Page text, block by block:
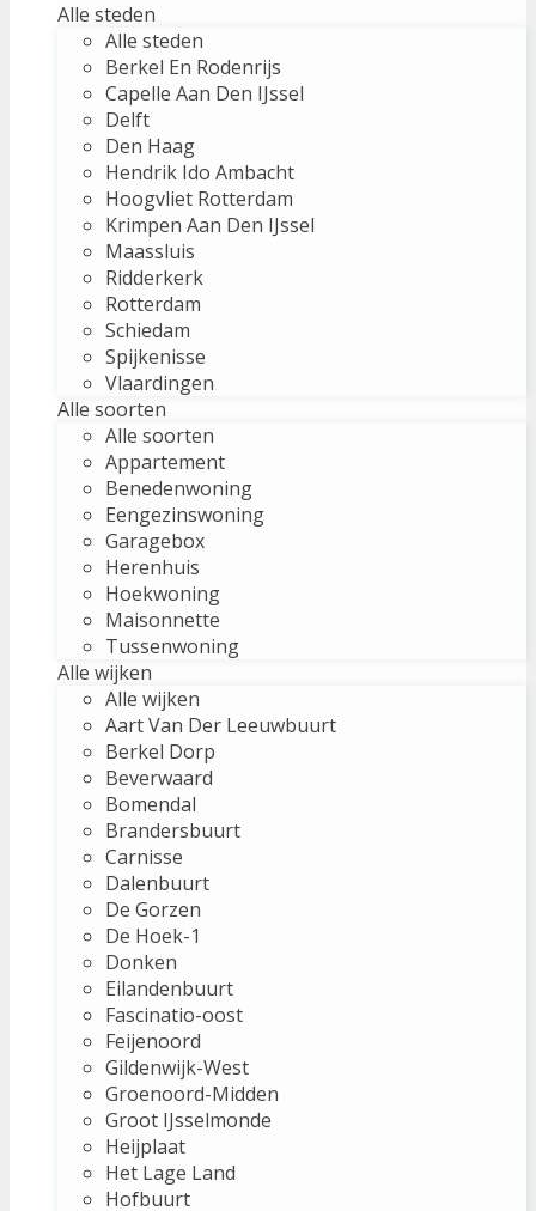
Alle steden
Alle steden
Berkel En Rodenrijs
Capelle Aan Den IJssel
Delft
Den Haag
Hendrik Ido Ambacht
Hoogvliet Rotterdam
Krimpen Aan Den IJssel
Maassluis
Ridderkerk
Rotterdam
Schiedam
Spijkenisse
Vlaardingen
Alle soorten
Alle soorten
Appartement
Benedenwoning
Eengezinswoning
Garagebox
Herenhuis
Hoekwoning
Maisonnette
Tussenwoning
Alle wijken
Alle wijken
Aart Van Der Leeuwbuurt
Berkel Dorp
Beverwaard
Bomendal
Brandersbuurt
Carnisse
Dalenbuurt
De Gorzen
De Hoek-1
Donken
Eilandenbuurt
Fascinatio-oost
Feijenoord
Gildenwijk-West
Groenoord-Midden
Groot IJsselmonde
Heijplaat
Het Lage Land
Hofbuurt